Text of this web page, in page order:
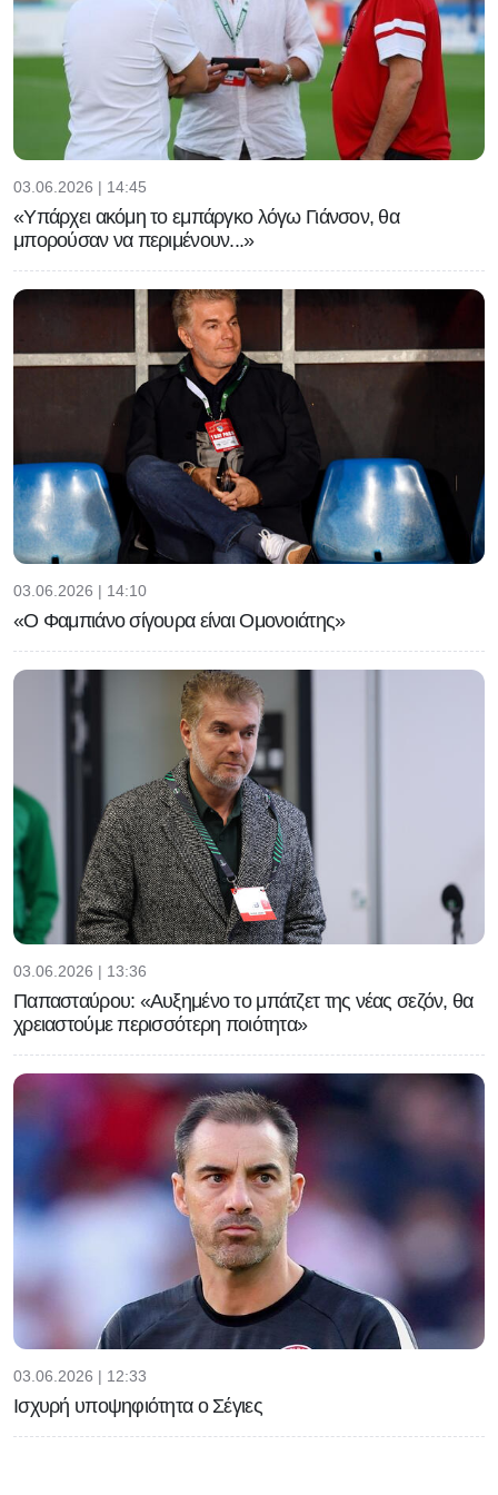
03.06.2026 | 14:45
«Υπάρχει ακόμη το εμπάργκο λόγω Γιάνσον, θα
μπορούσαν να περιμένουν...»
03.06.2026 | 14:10
«Ο Φαμπιάνο σίγουρα είναι Ομονοιάτης»
03.06.2026 | 13:36
Παπασταύρου: «Αυξημένο το μπάτζετ της νέας σεζόν, θα
χρειαστούμε περισσότερη ποιότητα»
03.06.2026 | 12:33
Ισχυρή υποψηφιότητα ο Σέγιες